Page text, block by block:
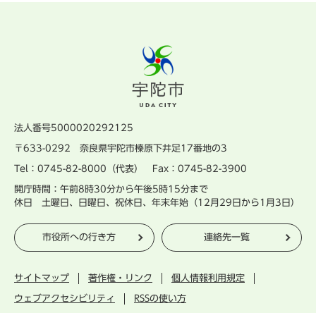
法人番号5000020292125
〒633-0292 奈良県宇陀市榛原下井足17番地の3
Tel：0745-82-8000（代表） Fax：0745-82-3900
開庁時間：午前8時30分から午後5時15分まで
休日 土曜日、日曜日、祝休日、年末年始（12月29日から1月3日）
市役所への行き方 連絡先一覧
サイトマップ 著作権・リンク 個人情報利用規定
ウェブアクセシビリティ RSSの使い方